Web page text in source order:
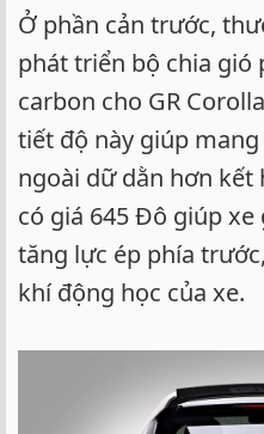
Ở phần cản trước,
phát triển bộ chia gió
carbon cho GR
tiết độ này giúp
ngoài dữ dằn hơn kết
có giá 645 Đô giúp
tăng lực ép phía
khí động học của xe.